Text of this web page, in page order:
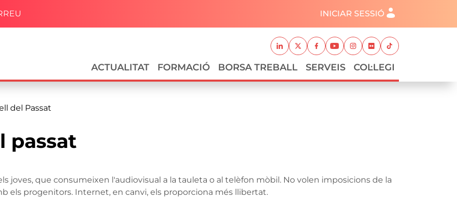
Menú del compte d'usuari
INICIAR SESSIÓ
Xarxes socials
LinkedinTwitterFacebook
YoutubeInstagram
FlickrTikTok
Navegació principal
ACTUALITAT FORMACIÓ BORSA TREBALL SERVEIS COL·LEGI
del Passat
passat
joves, que consumeixen l'audiovisual a la tauleta o al telèfon mòbil. No volen imposicions de la
els progenitors. Internet, en canvi, els proporciona més llibertat.